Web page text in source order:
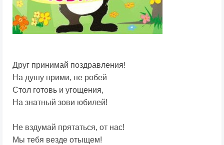
Друг принимай поздравления!
На душу прими, не робей
Стол готовь и угощения,
На знатный зови юбилей!
Не вздумай прятаться, от нас!
Мы тебя везде отыщем!